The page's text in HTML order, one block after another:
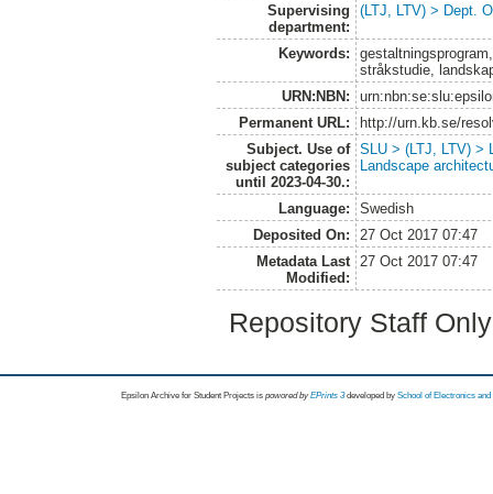
Supervising
department:
(LTJ, LTV) > Dept.
Keywords:
stråkstudie,
URN:NBN:
Permanent URL:
http://urn.kb.se/
Subject. Use of
subject categories
until 2023-04-30.:
SLU > (LTJ, LTV) >
Landscape
Language:
Swedish
Deposited On:
27 Oct 2017 07:47
Metadata Last
Modified:
27 Oct 2017 07:47
Repository Staff
Epsilon Archive for Student Projects is powored byEPrints 3 developed by School of Electronics